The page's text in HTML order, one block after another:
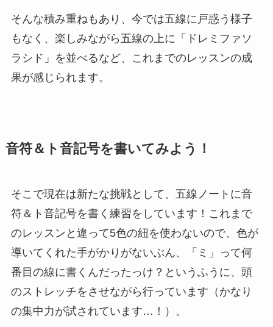
そんな積み重ねもあり、今では五線に戸惑う様子
もなく、楽しみながら五線の上に「ドレミファソ
ラシド」を並べるなど、これまでのレッスンの成
果が感じられます。
音符＆ト音記号を書いてみよう！
そこで現在は新たな挑戦として、五線ノートに音
符＆ト音記号を書く練習をしています！これまで
のレッスンと違って5色の紐を使わないので、色が
導いてくれた手がかりがないぶん、「ミ」って何
番目の線に書くんだったっけ？というふうに、頭
のストレッチをさせながら行っています（かなり
の集中力が試されています…！）。